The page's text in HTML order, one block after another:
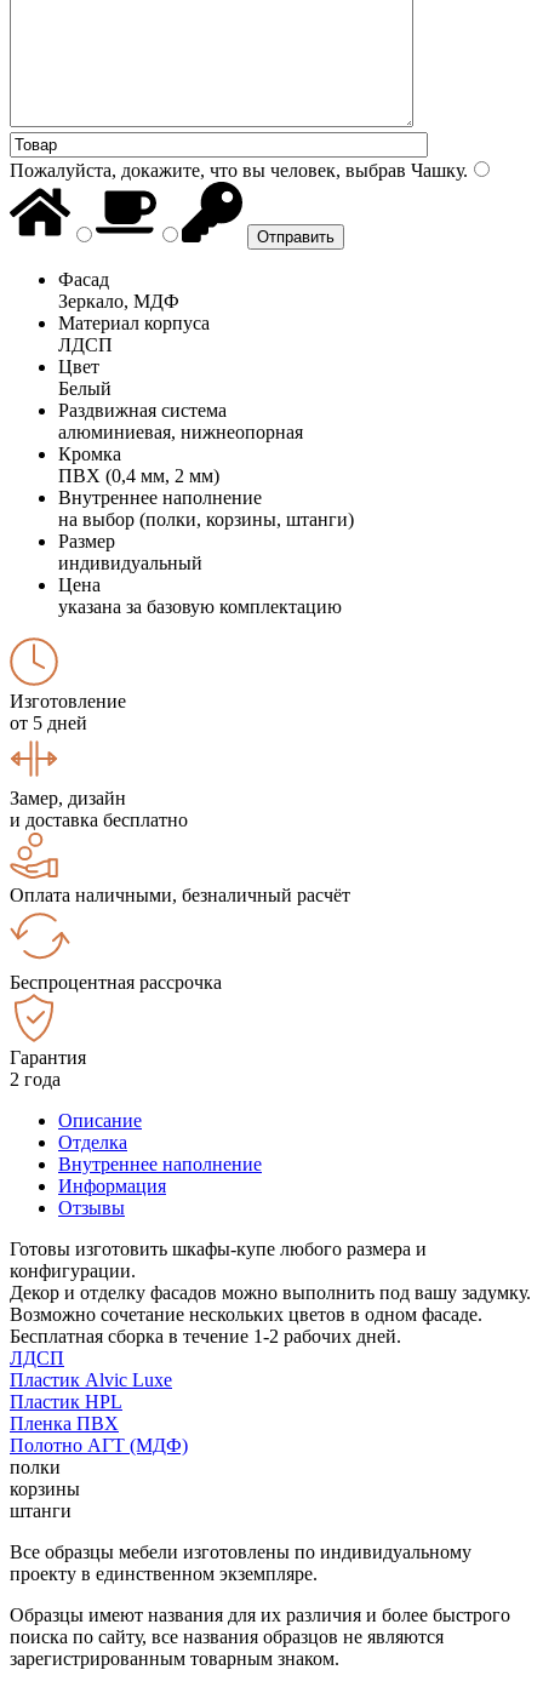
Пожалуйста, докажите, что вы человек, выбрав Чашку.
Фасад
Зеркало, МДФ
Материал корпуса
ЛДСП
Цвет
Белый
Раздвижная система
алюминиевая, нижнеопорная
Кромка
ПВХ (0,4 мм, 2 мм)
Внутреннее наполнение
на выбор (полки, корзины, штанги)
Размер
индивидуальный
Цена
указана за базовую комплектацию
Изготовление
от 5 дней
Замер, дизайн
и доставка бесплатно
Оплата наличными, безналичный расчёт
Беспроцентная рассрочка
Гарантия
2 года
Описание
Отделка
Внутреннее наполнение
Информация
Отзывы
Готовы изготовить шкафы-купе любого размера и
конфигурации.
Декор и отделку фасадов можно выполнить под вашу задумку.
Возможно сочетание нескольких цветов в одном фасаде.
Бесплатная сборка в течение 1-2 рабочих дней.
ЛДСП
Пластик Alvic Luxe
Пластик HPL
Пленка ПВХ
Полотно АГТ (МДФ)
полки
корзины
штанги
Все образцы мебели изготовлены по индивидуальному
проекту в единственном экземпляре.
Образцы имеют названия для их различия и более быстрого
поиска по сайту, все названия образцов не являются
зарегистрированным товарным знаком.